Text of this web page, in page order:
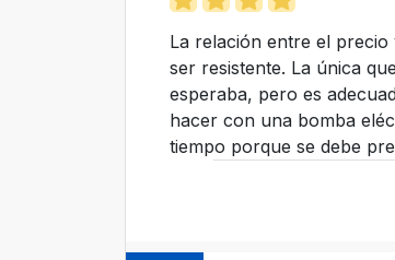
La relación entre el
ser resistente. La única
esperaba, pero es
hacer con una bomba
tiempo porque se debe